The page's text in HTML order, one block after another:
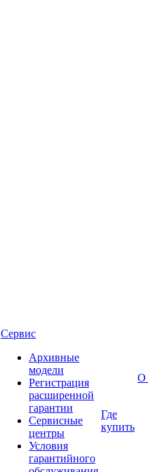
Сервис
Архивные
модели
Регистрация
расширенной
гарантии
Сервисные
центры
Условия
гарантийного
Где
купить
О